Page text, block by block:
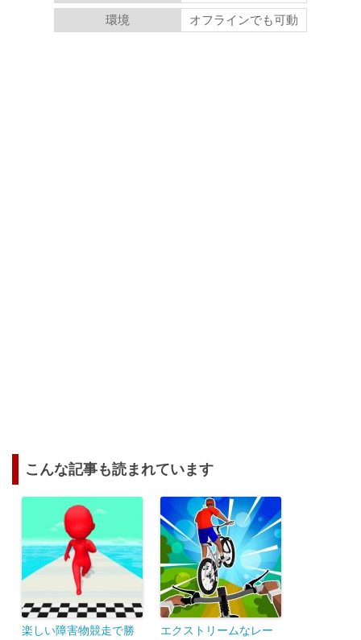
環境
オフラインでも可動
こんな記事も読まれています
楽しい障害物競走で勝
エクストリームなレー